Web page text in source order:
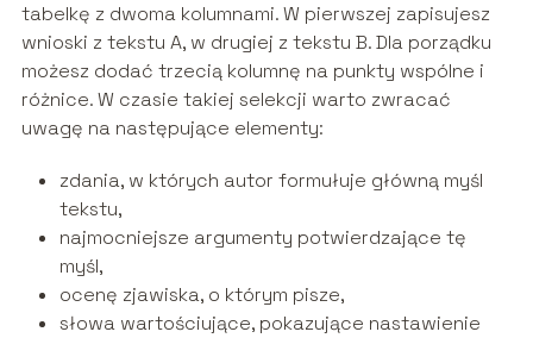
tabelkę z dwoma kolumnami. W pierwszej zapisujesz
wnioski z tekstu A, w drugiej z tekstu B. Dla porządku
możesz dodać trzecią kolumnę na punkty wspólne i
różnice. W czasie takiej selekcji warto zwracać
uwagę na następujące elementy:
zdania, w których autor formułuje główną myśl
tekstu,
najmocniejsze argumenty potwierdzające tę
myśl,
ocenę zjawiska, o którym pisze,
słowa wartościujące, pokazujące nastawienie